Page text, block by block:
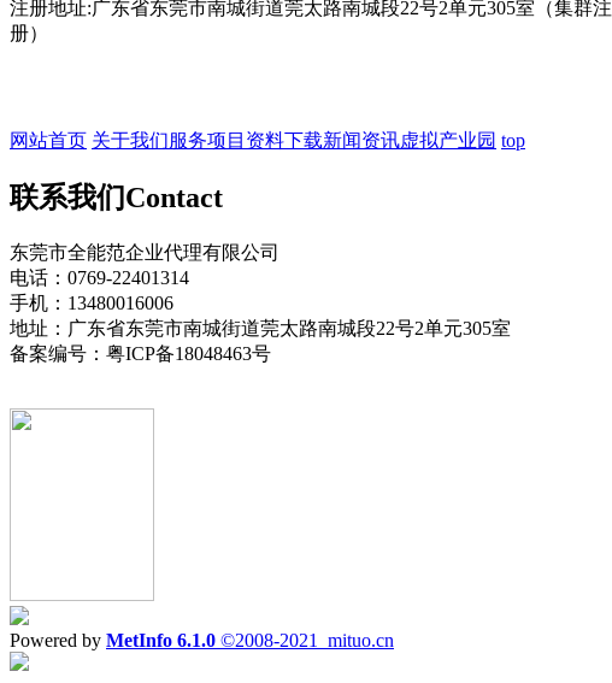
注册地址:广东省东莞市南城街道莞太路南城段22号2单元305室（集群注
册）
网站首页 关于我们服务项目 资料下载新闻资讯虚拟产业园 top
联系我们Contact
东莞市全能范企业代理有限公司
电话：0769-22401314
手机：13480016006
地址：广东省东莞市南城街道莞太路南城段22号2单元305室
备案编号：粤ICP备18048463号
Powered by MetInfo 6.1.0 ©2008-2021 mituo.cn